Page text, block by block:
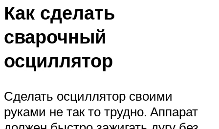
Как сделать
сварочный
осциллятор
Сделать осциллятор своими
руками не так то трудно. Аппарат